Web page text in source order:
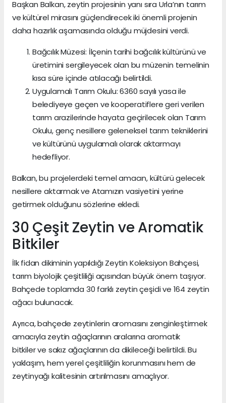
Başkan Balkan, zeytin projesinin yanı sıra Urla’nın tarım
ve kültürel mirasını güçlendirecek iki önemli projenin
daha hazırlık aşamasında olduğu müjdesini verdi.
Bağcılık Müzesi: İlçenin tarihi bağcılık kültürünü ve
üretimini sergileyecek olan bu müzenin temelinin
kısa süre içinde atılacağı belirtildi.
Uygulamalı Tarım Okulu: 6360 sayılı yasa ile
belediyeye geçen ve kooperatiflere geri verilen
tarım arazilerinde hayata geçirilecek olan Tarım
Okulu, genç nesillere geleneksel tarım tekniklerini
ve kültürünü uygulamalı olarak aktarmayı
hedefliyor.
Balkan, bu projelerdeki temel amacın, kültürü gelecek
nesillere aktarmak ve Atamızın vasiyetini yerine
getirmek olduğunu sözlerine ekledi.
30 Çeşit Zeytin ve Aromatik
Bitkiler
İlk fidan dikiminin yapıldığı Zeytin Koleksiyon Bahçesi,
tarım biyolojik çeşitliliği açısından büyük önem taşıyor.
Bahçede toplamda 30 farklı zeytin çeşidi ve 164 zeytin
ağacı bulunacak.
Ayrıca, bahçede zeytinlerin aromasını zenginleştirmek
amacıyla zeytin ağaçlarının aralarına aromatik
bitkiler ve sakız ağaçlarının da dikileceği belirtildi. Bu
yaklaşım, hem yerel çeşitliliğin korunmasını hem de
zeytinyağı kalitesinin artırılmasını amaçlıyor.